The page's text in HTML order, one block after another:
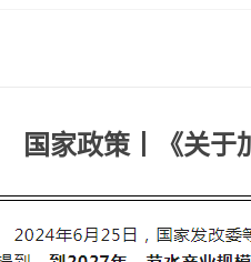
国家政策丨《关于